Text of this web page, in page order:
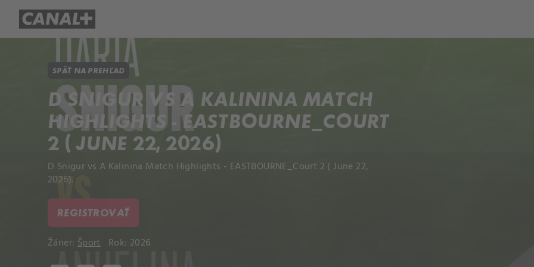
SPÄŤ NA PREHĽAD
D SNIGUR VS A KALININA MATCH
HIGHLIGHTS - EASTBOURNE_COURT
2 ( JUNE 22, 2026)
D Snigur vs A Kalinina Match Highlights - EASTBOURNE_Court 2 ( June 22,
2026).
REGISTROVAŤ
Žáner: Šport Rok: 2026